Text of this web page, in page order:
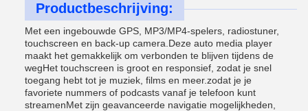
Productbeschrijving:
Met een ingebouwde GPS, MP3/MP4-spelers, radiostuner,
touchscreen en back-up camera.Deze auto media player
maakt het gemakkelijk om verbonden te blijven tijdens de
wegHet touchscreen is groot en responsief, zodat je snel
toegang hebt tot je muziek, films en meer.zodat je je
favoriete nummers of podcasts vanaf je telefoon kunt
streamenMet zijn geavanceerde navigatie mogelijkheden,